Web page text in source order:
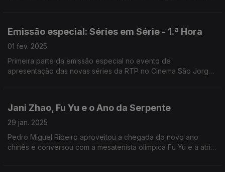
Emissão especial: Séries em Série - 1.ª Hora
01 fev. 2025
Primeira parte da emissão especial no evento de
apresentação das novas séries da RTP no Cinema São Jorge
Jani Zhao, Fu Yu e o Ano da Serpente
29 jan. 2025
Pedro Miguel Ribeiro aproveitou a chegada do novo ano
chinês e conversou com a mesatenista olímpica Fu Yu e a atriz